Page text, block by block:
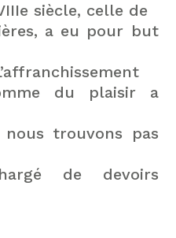
siècle, celle de
a eu pour but
du plaisir a
trouvons pas
de devoirs